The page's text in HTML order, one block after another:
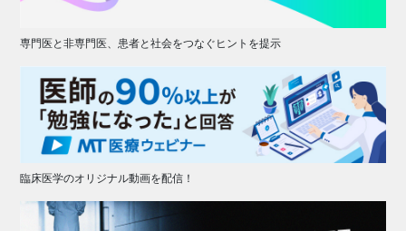
専門医と非専門医、患者と社会をつなぐヒントを提示
臨床医学のオリジナル動画を配信！